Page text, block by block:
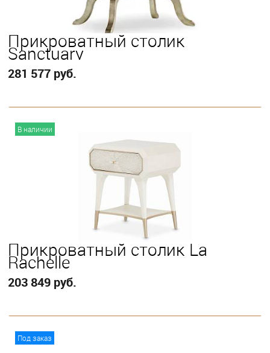
Прикроватный столик
Sanctuary
281 577 руб.
В наличии
Прикроватный столик La
Rachelle
203 849 руб.
Под заказ